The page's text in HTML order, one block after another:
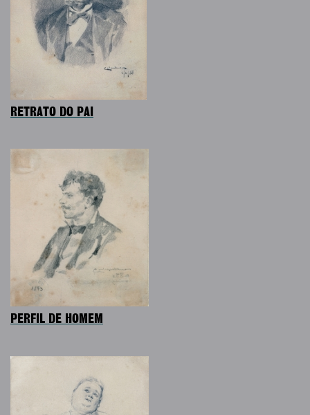
RETRATO DO PAI
PERFIL DE HOMEM